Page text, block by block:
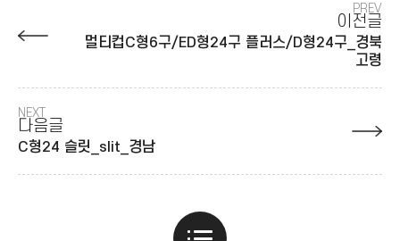
PREV
이전글
멀티컵C형6구/ED형24구 플러스/D형24구_경북
고령
NEXT
다음글
C형24 슬릿_slit_경남